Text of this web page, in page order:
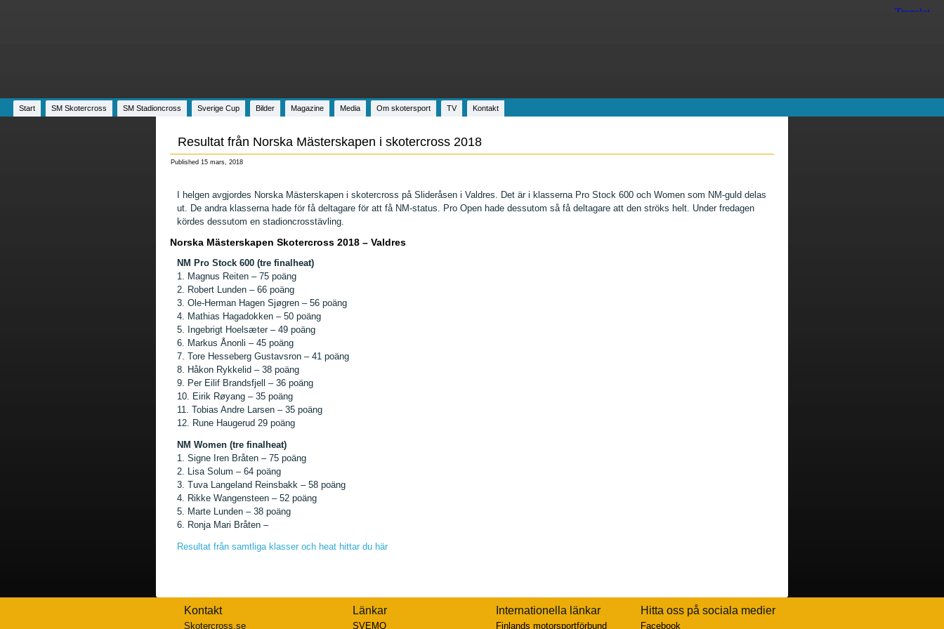
Start SM Skotercross SM Stadioncross Sverige Cup Bilder Magazine Media Om skotersport TV Kontakt
Resultat från Norska Mästerskapen i skotercross 2018
Published 15 mars, 2018
I helgen avgjordes Norska Mästerskapen i skotercross på Slideråsen i Valdres. Det är i klasserna Pro Stock 600 och Women som NM-guld delas
ut. De andra klasserna hade för få deltagare för att få NM-status. Pro Open hade dessutom så få deltagare att den ströks helt. Under fredagen
kördes dessutom en stadioncrosstävling.
Norska Mästerskapen Skotercross 2018 – Valdres
NM Pro Stock 600 (tre finalheat)
1. Magnus Reiten – 75 poäng
2. Robert Lunden – 66 poäng
3. Ole-Herman Hagen Sjøgren – 56 poäng
4. Mathias Hagadokken – 50 poäng
5. Ingebrigt Hoelsæter – 49 poäng
6. Markus Ånonli – 45 poäng
7. Tore Hesseberg Gustavsron – 41 poäng
8. Håkon Rykkelid – 38 poäng
9. Per Eilif Brandsfjell – 36 poäng
10. Eirik Røyang – 35 poäng
11. Tobias Andre Larsen – 35 poäng
12. Rune Haugerud 29 poäng
NM Women (tre finalheat)
1. Signe Iren Bråten – 75 poäng
2. Lisa Solum – 64 poäng
3. Tuva Langeland Reinsbakk – 58 poäng
4. Rikke Wangensteen – 52 poäng
5. Marte Lunden – 38 poäng
6. Ronja Mari Bråten –
Resultat från samtliga klasser och heat hittar du här
Kontakt
Skotercross.se
Länkar
SVEMO
Internationella länkar
Finlands motorsportförbund
Hitta oss på sociala medier
Facebook